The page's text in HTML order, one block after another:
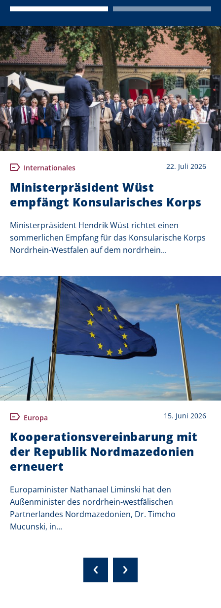
Internationales 22. Juli 2026
Ministerpräsident Wüst
empfängt Konsularisches Korps
Ministerpräsident Hendrik Wüst richtet einen
sommerlichen Empfang für das Konsularische Korps
Nordrhein-Westfalen auf dem nordrhein...
Europa 15. Juni 2026
Kooperationsvereinbarung mit
der Republik Nordmazedonien
erneuert
Europaminister Nathanael Liminski hat den
Außenminister des nordrhein-westfälischen
Partnerlandes Nordmazedonien, Dr. Timcho
Mucunski, in...